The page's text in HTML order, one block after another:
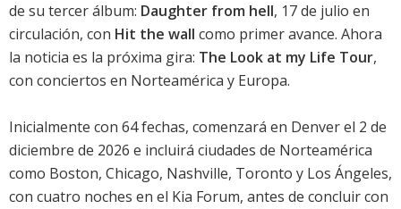
de su tercer álbum: Daughter from hell, 17 de julio en
circulación, con Hit the wall como primer avance. Ahora
la noticia es la próxima gira: The Look at my Life Tour,
con conciertos en Norteamérica y Europa.
Inicialmente con 64 fechas, comenzará en Denver el 2 de
diciembre de 2026 e incluirá ciudades de Norteamérica
como Boston, Chicago, Nashville, Toronto y Los Ángeles,
con cuatro noches en el Kia Forum, antes de concluir con